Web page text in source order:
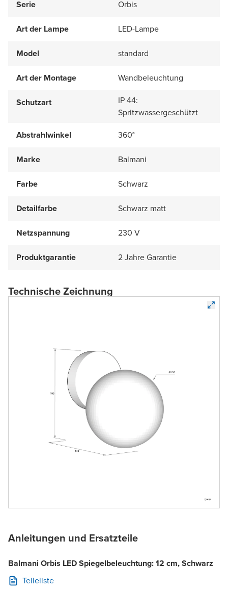
Serie Orbis
Art der Lampe LED-Lampe
Model standard
Art der Montage Wandbeleuchtung
Schutzart
IP 44:
Spritzwassergeschützt
Abstrahlwinkel
360°
Marke Balmani
Farbe Schwarz
Detailfarbe Schwarz matt
Netzspannung 230 V
Produktgarantie 2 Jahre Garantie
Technische Zeichnung
Anleitungen und Ersatzteile
Balmani Orbis LED Spiegelbeleuchtung: 12 cm, Schwarz
Teileliste